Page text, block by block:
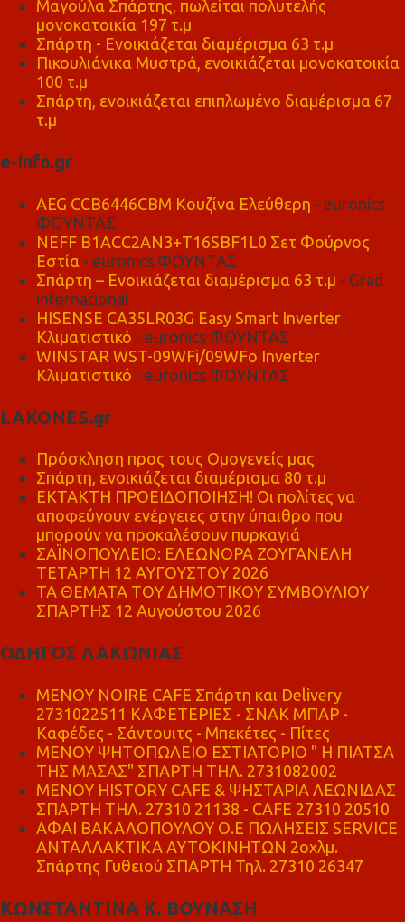
Μαγούλα Σπάρτης, πωλείται πολυτελής
μονοκατοικία 197 τ.μ
Σπάρτη - Ενοικιάζεται διαμέρισμα 63 τ.μ
Πικουλιάνικα Μυστρά, ενοικιάζεται μονοκατοικία
100 τ.μ
Σπάρτη, ενοικιάζεται επιπλωμένο διαμέρισμα 67
τ.μ
e-info.gr
AEG CCB6446CBM Κουζίνα Ελεύθερη - euronics
ΦΟΥΝΤΑΣ
NEFF B1ACC2AN3+T16SBF1L0 Σετ Φούρνος
Εστία - euronics ΦΟΥΝΤΑΣ
Σπάρτη – Ενοικιάζεται διαμέρισμα 63 τ.μ - Grad
international
HISENSE CA35LR03G Easy Smart Inverter
Κλιματιστικό - euronics ΦΟΥΝΤΑΣ
WINSTAR WST-09WFi/09WFo Inverter
Κλιματιστικό - euronics ΦΟΥΝΤΑΣ
LAKONES.gr
Πρόσκληση προς τους Ομογενείς μας
Σπάρτη, ενοικιάζεται διαμέρισμα 80 τ.μ
ΕΚΤΑΚΤΗ ΠΡΟΕΙΔΟΠΟΙΗΣΗ! Οι πολίτες να
αποφεύγουν ενέργειες στην ύπαιθρο που
μπορούν να προκαλέσουν πυρκαγιά
ΣΑΪΝΟΠΟΥΛΕΙΟ: ΕΛΕΩΝΟΡΑ ΖΟΥΓΑΝΕΛΗ
ΤΕΤΑΡΤΗ 12 ΑΥΓΟΥΣΤΟΥ 2026
ΤΑ ΘΕΜΑΤΑ ΤΟΥ ΔΗΜΟΤΙΚΟΥ ΣΥΜΒΟΥΛΙΟΥ
ΣΠΑΡΤΗΣ 12 Αυγούστου 2026
ΟΔΗΓΟΣ ΛΑΚΩΝΙΑΣ
MENOY NOIRE CAFE Σπάρτη και Delivery
2731022511 ΚΑΦΕΤΕΡΙΕΣ - ΣΝΑΚ ΜΠΑΡ -
Καφέδες - Σάντουιτς - Μπεκέτες - Πίτες
ΜΕΝΟΥ ΨΗΤΟΠΩΛΕΙΟ ΕΣΤΙΑΤΟΡΙΟ " Η ΠΙΑΤΣΑ
ΤΗΣ ΜΑΣΑΣ" ΣΠΑΡΤΗ ΤΗΛ. 2731082002
ΜΕΝΟΥ HISTORY CAFE & ΨΗΣΤΑΡΙΑ ΛΕΩΝΙΔΑΣ
ΣΠΑΡΤΗ ΤΗΛ. 27310 21138 - CAFE 27310 20510
ΑΦΑΙ ΒΑΚΑΛΟΠΟΥΛΟΥ Ο.Ε ΠΩΛΗΣΕΙΣ SERVICE
ΑΝΤΑΛΛΑΚΤΙΚΑ ΑΥΤΟΚΙΝΗΤΩΝ 2οχλμ.
Σπάρτης Γυθειού ΣΠΑΡΤΗ Τηλ. 27310 26347
ΚΩΝΣΤΑΝΤΙΝΑ Κ. ΒΟΥΝΑΣΗ